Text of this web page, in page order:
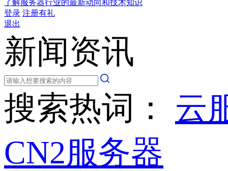
了解服务器行业的最新动向和技术知识
登录 注册有礼
退出
新闻资讯
搜索热词： 云
CN2服务器